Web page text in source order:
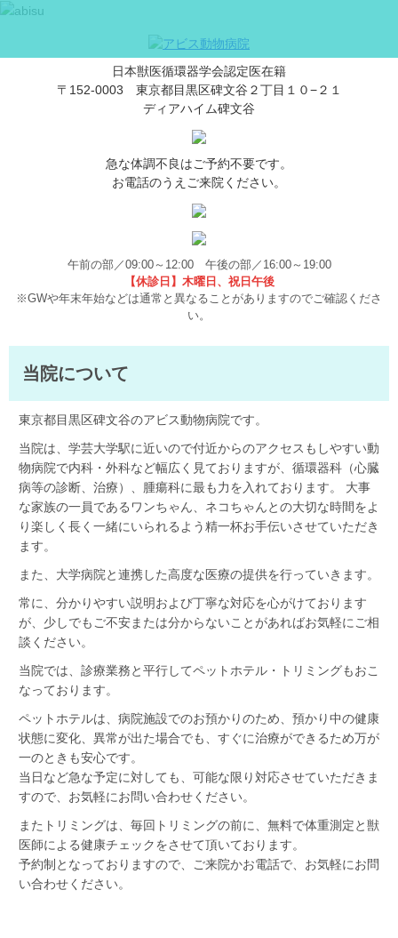
日本獣医循環器学会認定医在籍
〒152-0003 東京都目黒区碑文谷２丁目１０−２１
ディアハイム碑文谷
急な体調不良はご予約不要です。
お電話のうえご来院ください。
午前の部／09:00～12:00 午後の部／16:00～19:00
【休診日】木曜日、祝日午後
※GWや年末年始などは通常と異なることがありますのでご確認くださ
い。
当院について
東京都目黒区碑文谷のアビス動物病院です。
当院は、学芸大学駅に近いので付近からのアクセスもしやすい動
物病院で内科・外科など幅広く見ておりますが、循環器科（心臓
病等の診断、治療）、腫瘍科に最も力を入れております。 大事
な家族の一員であるワンちゃん、ネコちゃんとの大切な時間をよ
り楽しく長く一緒にいられるよう精一杯お手伝いさせていただき
ます。
また、大学病院と連携した高度な医療の提供を行っていきます。
常に、分かりやすい説明および丁寧な対応を心がけております
が、少しでもご不安または分からないことがあればお気軽にご相
談ください。
当院では、診療業務と平行してペットホテル・トリミングもおこ
なっております。
ペットホテルは、病院施設でのお預かりのため、預かり中の健康
状態に変化、異常が出た場合でも、すぐに治療ができるため万が
一のときも安心です。
当日など急な予定に対しても、可能な限り対応させていただきま
すので、お気軽にお問い合わせください。
またトリミングは、毎回トリミングの前に、無料で体重測定と獣
医師による健康チェックをさせて頂いております。
予約制となっておりますので、ご来院かお電話で、お気軽にお問
い合わせください。